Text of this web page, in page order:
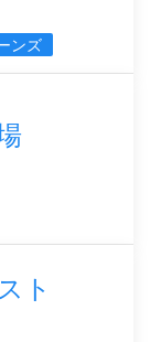
ンズ
ト